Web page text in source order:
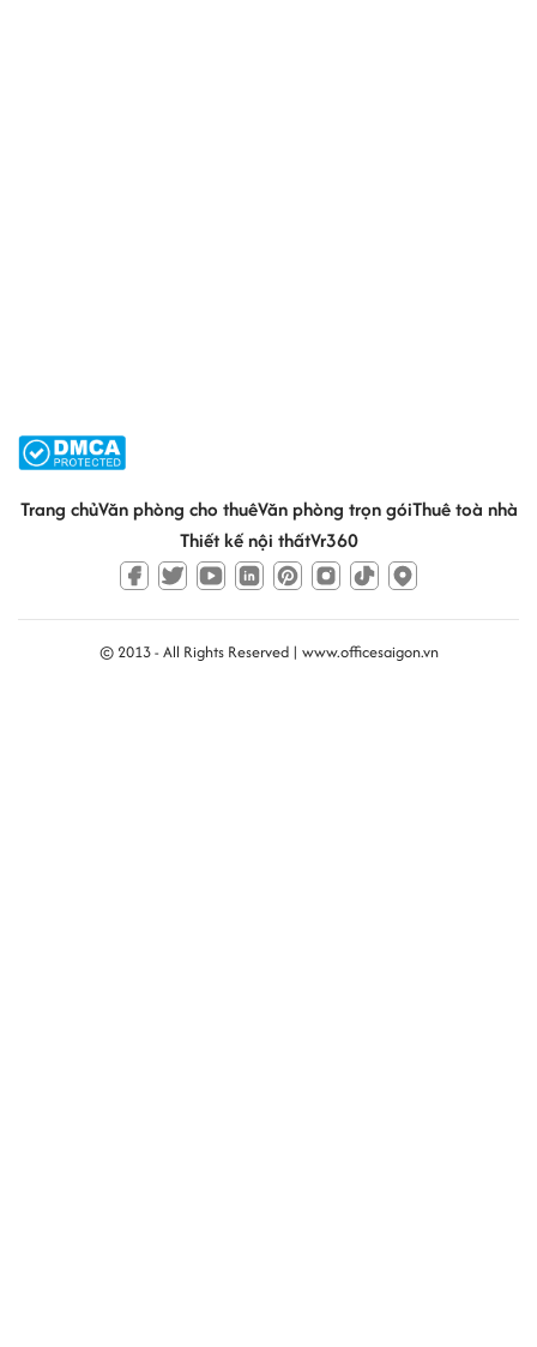
Trang chủVăn phòng cho thuêVăn phòng trọn góiThuê toà nhà
Thiết kế nội thấtVr360
© 2013 - All Rights Reserved | www.officesaigon.vn